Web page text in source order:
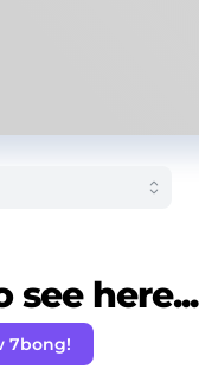
see here...
7bong!